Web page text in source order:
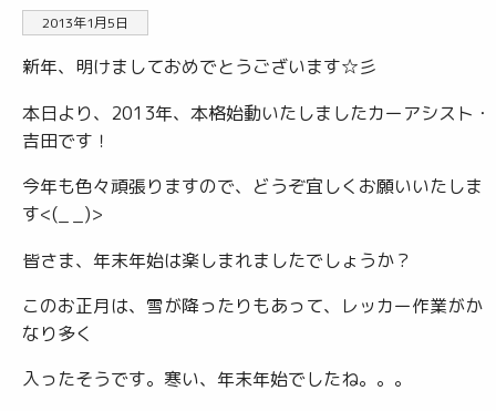
2013年1月5日
新年、明けましておめでとうございます☆彡
本日より、2013年、本格始動いたしましたカーアシスト・
吉田です！
今年も色々頑張りますので、どうぞ宜しくお願いいたしま
す<(_ _)>
皆さま、年末年始は楽しまれましたでしょうか？
このお正月は、雪が降ったりもあって、レッカー作業がか
なり多く
入ったそうです。寒い、年末年始でしたね。。。